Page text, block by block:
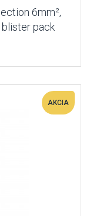
6mm²,
pack
AKCIA